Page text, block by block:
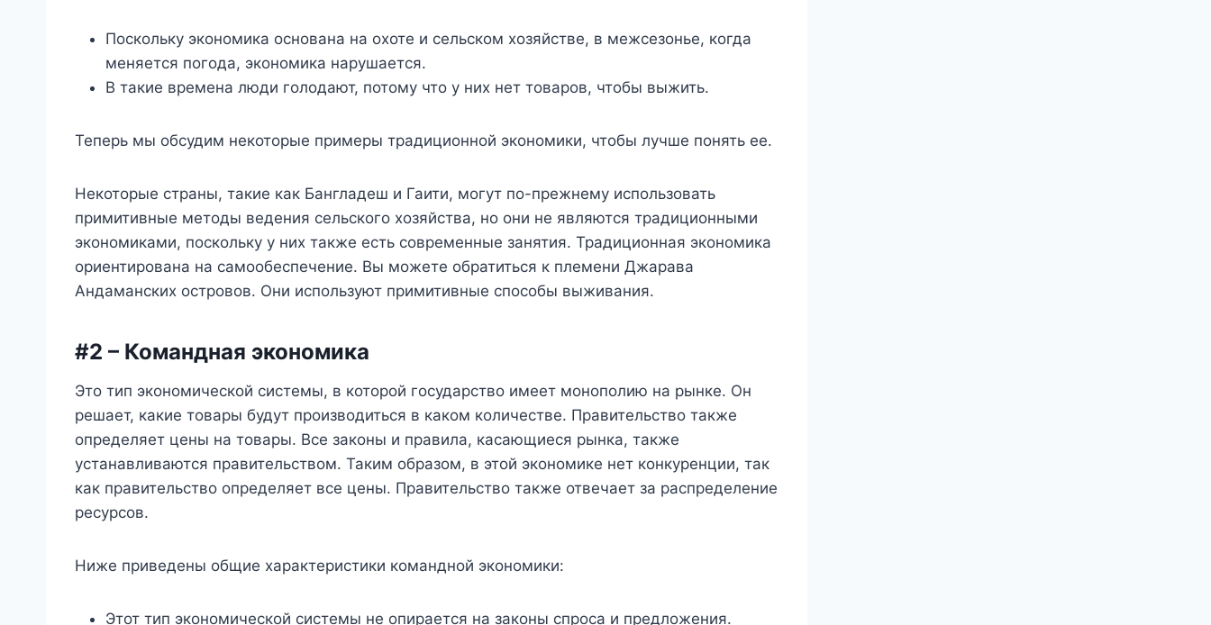
Поскольку экономика основана на охоте и сельском хозяйстве, в межсезонье, когда
меняется погода, экономика нарушается.
В такие времена люди голодают, потому что у них нет товаров, чтобы выжить.
Теперь мы обсудим некоторые примеры традиционной экономики, чтобы лучше понять ее.
Некоторые страны, такие как Бангладеш и Гаити, могут по-прежнему использовать
примитивные методы ведения сельского хозяйства, но они не являются традиционными
экономиками, поскольку у них также есть современные занятия. Традиционная экономика
ориентирована на самообеспечение. Вы можете обратиться к племени Джарава
Андаманских островов. Они используют примитивные способы выживания.
#2 – Командная экономика
Это тип экономической системы, в которой государство имеет монополию на рынке. Он
решает, какие товары будут производиться в каком количестве. Правительство также
определяет цены на товары. Все законы и правила, касающиеся рынка, также
устанавливаются правительством. Таким образом, в этой экономике нет конкуренции, так
как правительство определяет все цены. Правительство также отвечает за распределение
ресурсов.
Ниже приведены общие характеристики командной экономики:
Этот тип экономической системы не опирается на законы спроса и предложения.